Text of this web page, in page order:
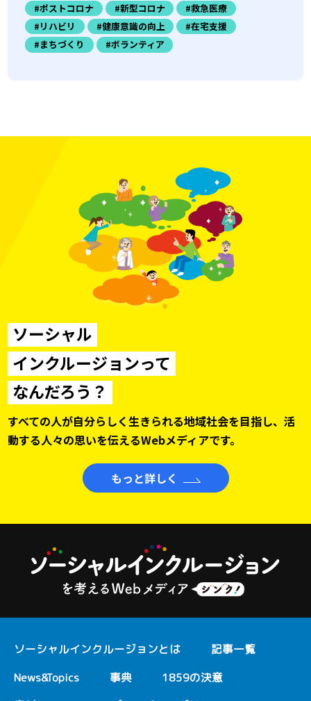
#ポストコロナ
#新型コロナ
#救急医療
#リハビリ
#健康意識の向上
#在宅支援
#まちづくり
#ボランティア
ソーシャル
インクルージョンって
なんだろう？
すべての人が自分らしく生きられる地域社会を目指し、活
動する人々の思いを伝えるWebメディアです。
もっと詳しく
ソーシャルインクルージョンとは
記事一覧
News&Topics
事典
1859の決意